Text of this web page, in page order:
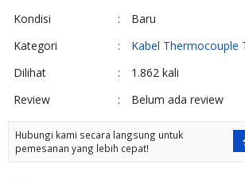
Kondisi
:
Baru
Kategori
:
Kabel Thermocouple
Dilihat
:
1.862 kali
Review
: Belum ada review
Hubungi kami secara langsung untuk
pemesanan yang lebih cepat!